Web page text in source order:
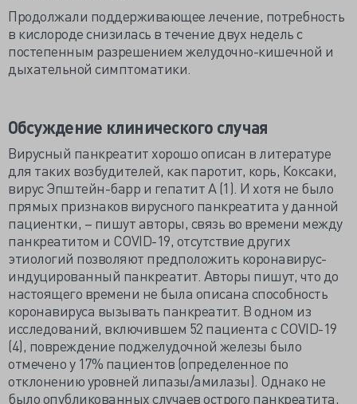
Продолжали поддерживающее лечение, потребность
в кислороде снизилась в течение двух недель с
постепенным разрешением желудочно-кишечной и
дыхательной симптоматики.
Обсуждение клинического случая
Вирусный панкреатит хорошо описан в литературе
для таких возбудителей, как паротит, корь, Коксаки,
вирус Эпштейн-барр и гепатит А (1). И хотя не было
прямых признаков вирусного панкреатита у данной
пациентки, – пишут авторы, связь во времени между
панкреатитом и COVID-19, отсутствие других
этиологий позволяют предположить коронавирус-
индуцированный панкреатит. Авторы пишут, что до
настоящего времени не была описана способность
коронавируса вызывать панкреатит. В одном из
исследований, включившем 52 пациента с COVID-19
(4), повреждение поджелудочной железы было
отмечено у 17% пациентов (определенное по
отклонению уровней липазы/амилазы). Однако не
было опубликованных случаев острого панкреатита,